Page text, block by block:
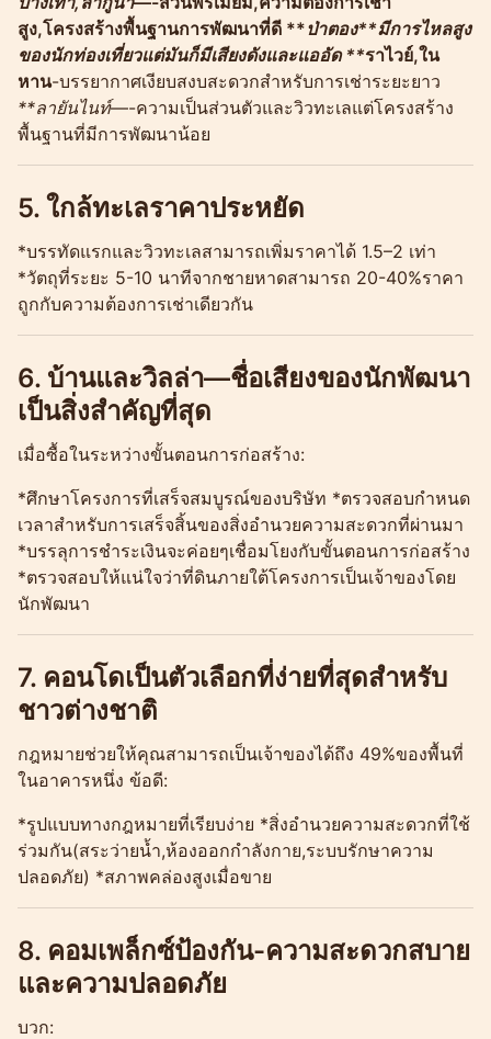
สูง,โครงสร้างพื้นฐานการพัฒนาที่ดี **ป่าตอง**มีการไหลสูง
ของนักท่องเที่ยวแต่มันก็มีเสียงดังและแออัด **ราไวย์,ใน
หาน-บรรยากาศเงียบสงบสะดวกสำหรับการเช่าระยะยาว
**ลายันไนท์—-ความเป็นส่วนตัวและวิวทะเลแต่โครงสร้าง
พื้นฐานที่มีการพัฒนาน้อย
5. ใกล้ทะเลราคาประหยัด
*บรรทัดแรกและวิวทะเลสามารถเพิ่มราคาได้ 1.5–2 เท่า
*วัตถุที่ระยะ 5-10 นาทีจากชายหาดสามารถ 20-40%ราคา
ถูกกับความต้องการเช่าเดียวกัน
6. บ้านและวิลล่า—ชื่อเสียงของนักพัฒนา
เป็นสิ่งสำคัญที่สุด
เมื่อซื้อในระหว่างขั้นตอนการก่อสร้าง:
*ศึกษาโครงการที่เสร็จสมบูรณ์ของบริษัท *ตรวจสอบกำหนด
เวลาสำหรับการเสร็จสิ้นของสิ่งอำนวยความสะดวกที่ผ่านมา
*บรรลุการชำระเงินจะค่อยๆเชื่อมโยงกับขั้นตอนการก่อสร้าง
*ตรวจสอบให้แน่ใจว่าที่ดินภายใต้โครงการเป็นเจ้าของโดย
นักพัฒนา
7. คอนโดเป็นตัวเลือกที่ง่ายที่สุดสำหรับ
ชาวต่างชาติ
กฎหมายช่วยให้คุณสามารถเป็นเจ้าของได้ถึง 49%ของพื้นที่
ในอาคารหนึ่ง ข้อดี:
*รูปแบบทางกฎหมายที่เรียบง่าย *สิ่งอำนวยความสะดวกที่ใช้
ร่วมกัน(สระว่ายน้ำ,ห้องออกกำลังกาย,ระบบรักษาความ
ปลอดภัย) *สภาพคล่องสูงเมื่อขาย
8. คอมเพล็กซ์ป้องกัน-ความสะดวกสบาย
และความปลอดภัย
บวก: